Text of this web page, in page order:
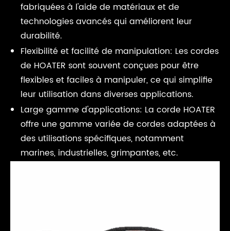
fabriquées à l'aide de matériaux et de
technologies avancés qui améliorent leur
durabilité.
Flexibilité et facilité de manipulation: Les cordes
de HOATER sont souvent conçues pour être
flexibles et faciles à manipuler, ce qui simplifie
leur utilisation dans diverses applications.
Large gamme d'applications: La corde HOATER
offre une gamme variée de cordes adaptées à
des utilisations spécifiques, notamment
marines, industrielles, grimpantes, etc.